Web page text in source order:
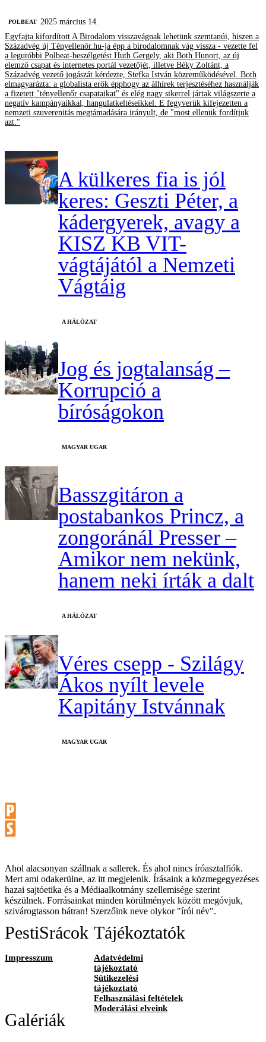
‎POLBEAT
2025 március 14.
Egyfajta kifordított A Birodalom visszavágnak lehetünk szemtanúi, hiszen a
Századvég új Tényellenőr.hu-ja épp a birodalomnak vág vissza - vezette fel
a legutóbbi Polbeat-beszélgetést Huth Gergely, aki Both Hunort, az új
elemző csapat és internetes portál vezetőjét, illetve Béky Zoltánt, a
Századvég vezető jogászát kérdezte, Stefka István közreműködésével. Both
elmagyarázta: a globalista erők épphogy az álhírek terjesztéséhez használják
a fizetett "tényellenőr csapataikat" és elég nagy sikerrel jártak világszerte a
negatív kampányaikkal, hangulatkeltéseikkel. E fegyverük kifejezetten a
nemzeti szuverenitás megtámadására irányult, de "most ellenük fordítjuk
azt."
A külkeres fia is jól
keres: Geszti Péter, a
kádergyerek, avagy a
KISZ KB VIT-
vágtájától a Nemzeti
Vágtáig
A HÁLÓZAT
Jog és jogtalanság –
Korrupció a
bíróságokon
MAGYAR UGAR
Basszgitáron a
postabankos Princz, a
zongoránál Presser –
Amikor nem nekünk,
hanem neki írták a dalt
A HÁLÓZAT
Véres csepp - Szilágy
Ákos nyílt levele
Kapitány Istvánnak
MAGYAR UGAR
Ahol alacsonyan szállnak a sallerek. És ahol nincs íróasztalfiók.
Mert ami odakerülne, az itt megjelenik. Írásaink a közmegegyezéses
hazai sajtóetika és a Médiaalkotmány szellemisége szerint
készülnek. Forrásainkat minden körülmények között megóvjuk,
szivárogtasson bátran! Szerzőink neve olykor "írói név".
PestiSrácok
Impresszum
Tájékoztatók
Adatvédelmi
tájékoztató
Sütikezelési
tájékoztató
Felhasználási feltételek
Moderálási elveink
Galériák